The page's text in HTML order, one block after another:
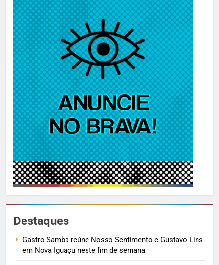
Destaques
Gastro Samba reúne Nosso Sentimento e Gustavo Lins
em Nova Iguaçu neste fim de semana